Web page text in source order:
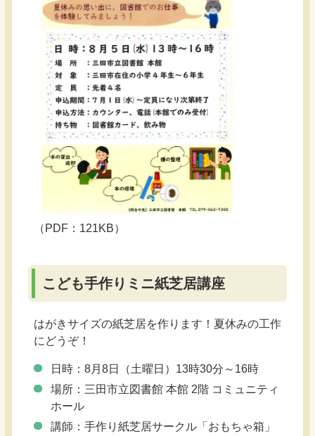
（PDF：121KB）
こども手作りミニ紙芝居講座
はがきサイズの紙芝居を作ります！夏休みの工作
にどうぞ！
日時：8月8日（土曜日）13時30分～16時
場所：三田市立図書館 本館 2階 コミュニティ
ホール
講師：手作り紙芝居サークル「おもちゃ箱」